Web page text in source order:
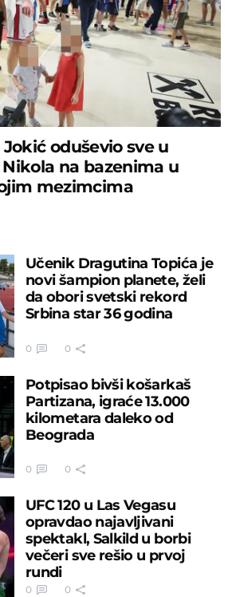
oduševio sve u
na bazenima u
mezimcima
Učenik Dragutina Topića je
novi šampion planete, želi
da obori svetski rekord
Srbina star 36 godina
0 0
Potpisao bivši košarkaš
Partizana, igraće 13.000
kilometara daleko od
Beograda
0 0
UFC 120 u Las Vegasu
opravdao najavljivani
spektakl, Salkild u borbi
večeri sve rešio u prvoj
rundi
0 0